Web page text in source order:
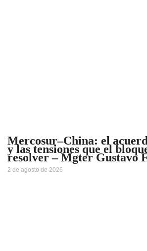
Mercosur–China: el
y las tensiones que el
resolver – Mgter Gustavo
2 de agosto de 2026